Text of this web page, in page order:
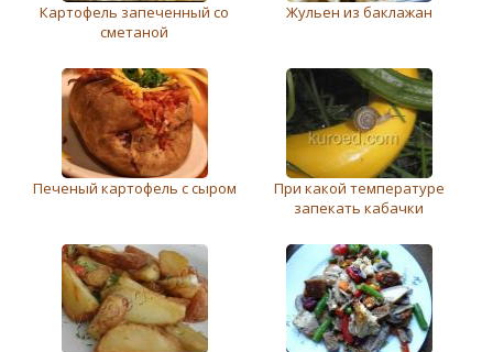
Картофель запеченный со
сметаной
Жульен из баклажан
Печеный картофель с сыром
При какой температуре
запекать кабачки